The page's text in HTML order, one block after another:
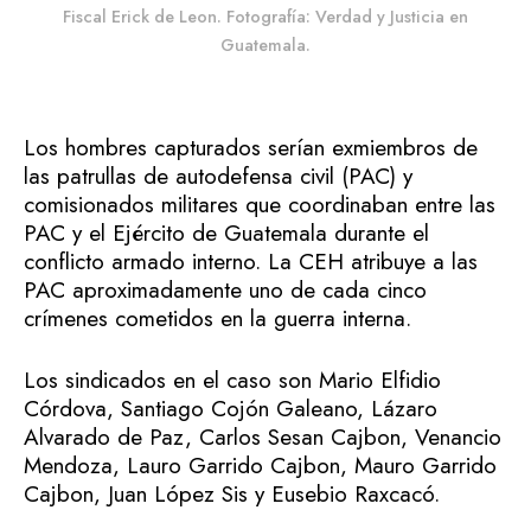
Fiscal Erick de Leon. Fotografía: Verdad y Justicia en
Guatemala.
Los hombres capturados serían exmiembros de
las patrullas de autodefensa civil (PAC) y
comisionados militares que coordinaban entre las
PAC y el Ejército de Guatemala durante el
conflicto armado interno. La CEH atribuye a las
PAC aproximadamente uno de cada cinco
crímenes cometidos en la guerra interna.
Los sindicados en el caso son Mario Elfidio
Córdova, Santiago Cojón Galeano, Lázaro
Alvarado de Paz, Carlos Sesan Cajbon, Venancio
Mendoza, Lauro Garrido Cajbon, Mauro Garrido
Cajbon, Juan López Sis y Eusebio Raxcacó.